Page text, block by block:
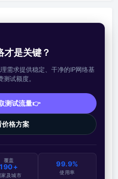
才是关键？
需求提供稳定、干净的IP网络基
试额度。
测试流量👉
价格方案
覆盖
190+
家及城市
99.9%
使用率